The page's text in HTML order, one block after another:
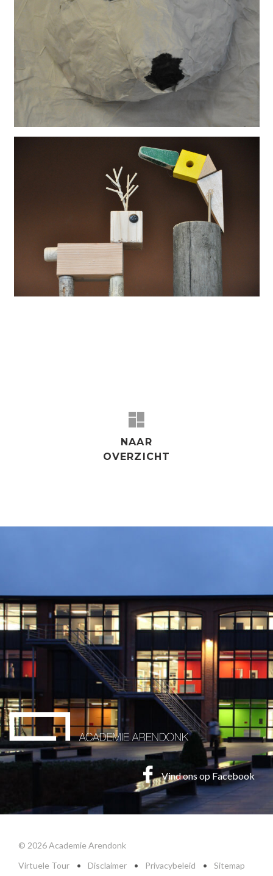
NAAR
OVERZICHT
Vind ons op Facebook
© 2026 Academie Arendonk
Virtuele Tour
• Disclaimer • Privacybeleid • Sitemap